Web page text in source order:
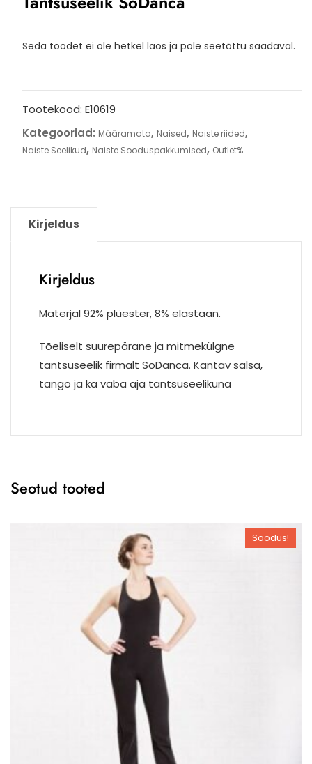
Seda toodet ei ole hetkel laos ja pole seetõttu saadaval.
Tootekood: E10619
Kategooriad: Määramata, Naised, Naiste riided,
Naiste Seelikud, Naiste Sooduspakkumised, Outlet%
Kirjeldus
Kirjeldus
Materjal 92% plüester, 8% elastaan.
Tõeliselt suurepärane ja mitmekülgne
tantsuseelik firmalt SoDanca. Kantav salsa,
tango ja ka vaba aja tantsuseelikuna
Seotud tooted
Soodus!